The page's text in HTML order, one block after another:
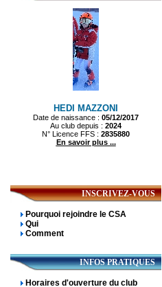
INSCRIVEZ-VOUS
Pourquoi rejoindre le CSA
Qui
Comment
INFOS PRATIQUES
Horaires d'ouverture du club